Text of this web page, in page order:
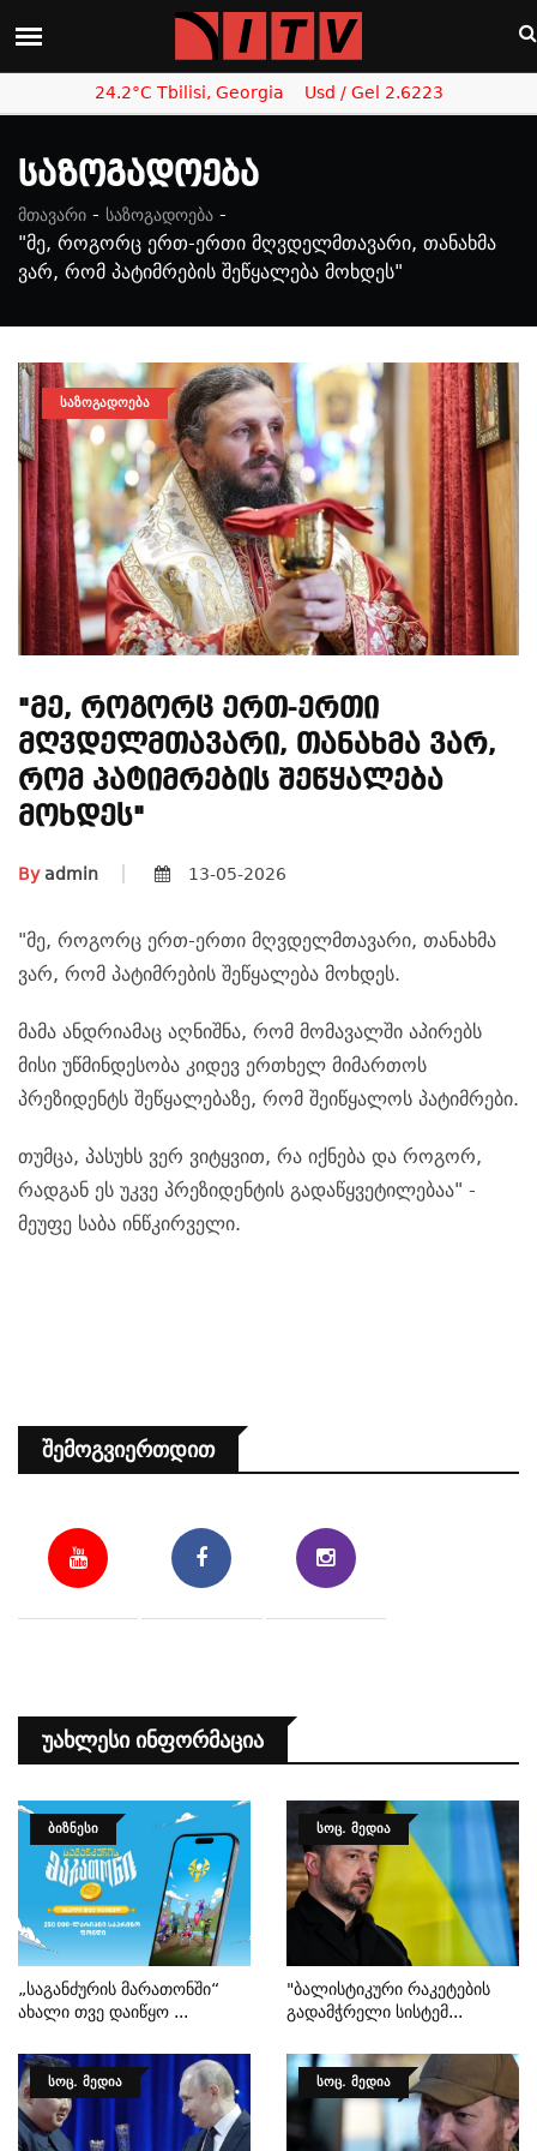
24.2°C Tbilisi, Georgia Usd / Gel 2.6223
Საზოგადოება
მთავარი - საზოგადოება -
"მე, როგორც ერთ-ერთი მღვდელმთავარი, თანახმა
ვარ, რომ პატიმრების შეწყალება მოხდეს"
ᲡᲐᲖᲝᲒᲐᲓᲝᲔᲑᲐ
"მე, Როგორც Ერთ-Ერთი
Მღვდელმთავარი, Თანახმა Ვარ,
Რომ Პატიმრების Შეწყალება
Მოხდეს"
Byadmin 13-05-2026
"მე, როგორც ერთ-ერთი მღვდელმთავარი, თანახმა
ვარ, რომ პატიმრების შეწყალება მოხდეს.
მამა ანდრიამაც აღნიშნა, რომ მომავალში აპირებს
მისი უწმინდესობა კიდევ ერთხელ მიმართოს
პრეზიდენტს შეწყალებაზე, რომ შეიწყალოს პატიმრები.
თუმცა, პასუხს ვერ ვიტყვით, რა იქნება და როგორ,
რადგან ეს უკვე პრეზიდენტის გადაწყვეტილებაა" -
მეუფე საბა ინწკირველი.
Შემოგვიერთდით
Უახლესი Ინფორმაცია
ᲑᲘᲖᲜᲔᲡᲘ
„საგანძურის Მარათონში“
Ახალი Თვე Დაიწყო ...
ᲡᲝᲪ. ᲛᲔᲓᲘᲐ
"ბალისტიკური Რაკეტების
Გადამჭრელი Სისტემ...
ᲡᲝᲪ. ᲛᲔᲓᲘᲐ ᲡᲝᲪ. ᲛᲔᲓᲘᲐ